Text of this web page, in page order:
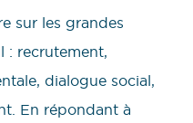
sur les grandes
: recrutement,
dialogue social,
En répondant à